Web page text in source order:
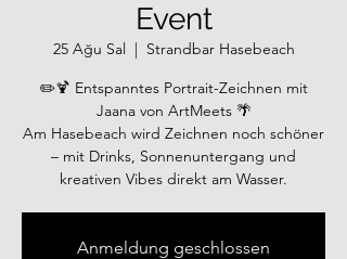
Event
25 Ağu Sal
  |
Strandbar Hasebeach
✏️🍹 Entspanntes Portrait-Zeichnen mit
Jaana von ArtMeets 🌴
Am Hasebeach wird Zeichnen noch schöner
– mit Drinks, Sonnenuntergang und
kreativen Vibes direkt am Wasser.
Anmeldung geschlossen